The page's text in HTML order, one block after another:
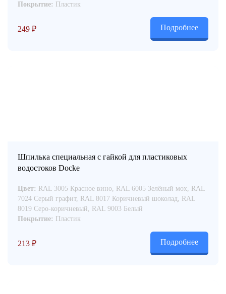
Покрытие: Пластик
249 ₽ Подробнее
Шпилька специальная с гайкой для пластиковых
водостоков Docke
Цвет: RAL 3005 Красное вино, RAL 6005 Зелёный мох, RAL
7024 Серый графит, RAL 8017 Коричневый шоколад, RAL
8019 Серо-коричневый, RAL 9003 Белый
Покрытие: Пластик
213 ₽ Подробнее